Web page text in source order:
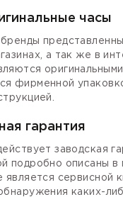
часы
а так же в
фирменной
гарантия
заводская
подробно описаны в
является сервисной
каких-